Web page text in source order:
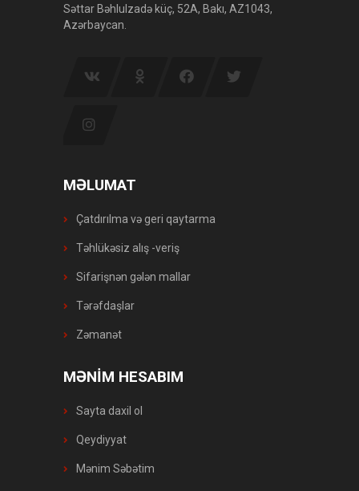
Səttar Bəhlulzadə küç, 52A, Bakı, AZ1043,
Azərbaycan.
MƏLUMAT
Çatdırılma və geri qaytarma
Təhlükəsiz alış -veriş
Sifarişnən gələn mallar
Tərəfdaşlar
Zəmanət
MƏNİM HESABIM
Sayta daxil ol
Qeydiyyat
Mənim Səbətim